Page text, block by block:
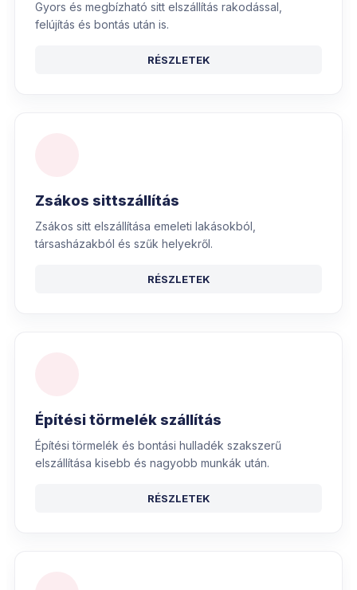
Gyors és megbízható sitt elszállítás rakodással,
felújítás és bontás után is.
RÉSZLETEK
Zsákos sittszállítás
Zsákos sitt elszállítása emeleti lakásokból,
társasházakból és szűk helyekről.
RÉSZLETEK
Építési törmelék szállítás
Építési törmelék és bontási hulladék szakszerű
elszállítása kisebb és nagyobb munkák után.
RÉSZLETEK